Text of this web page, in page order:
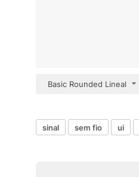
Basic Rounded Lineal
sinal sem fio ui